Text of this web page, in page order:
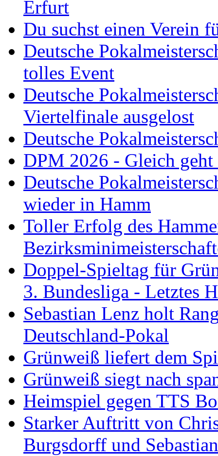
Erfurt
Du suchst einen Verein
Deutsche
tolles Event
Deutsche
Viertelfinale ausgelost
Deutsche
DPM 2026 - Gleich geht
Deutsche
wieder in Hamm
Toller Erfolg des
Doppel-Spieltag für
3. Bundesliga - Letztes
Sebastian Lenz holt
Deutschland-Pokal
Grünweiß liefert dem
Grünweiß siegt nach
Heimspiel gegen TTS
Starker Auftritt von
Burgsdorff und